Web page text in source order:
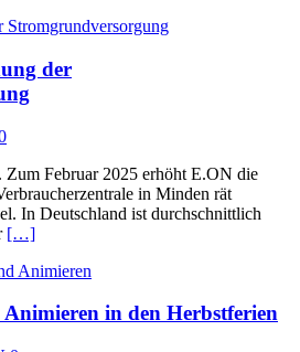
der
Zum Februar 2025 erhöht E.ON die
in Minden rät
In Deutschland ist durchschnittlich
[…]
in den Herbstferien